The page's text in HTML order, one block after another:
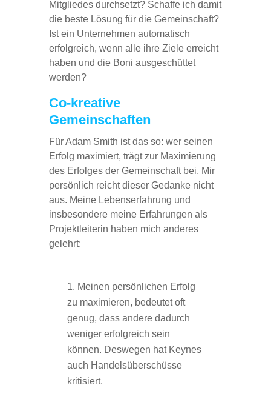
Mitgliedes durchsetzt? Schaffe ich damit
die beste Lösung für die Gemeinschaft?
Ist ein Unternehmen automatisch
erfolgreich, wenn alle ihre Ziele erreicht
haben und die Boni ausgeschüttet
werden?
Co-kreative
Gemeinschaften
Für Adam Smith ist das so: wer seinen
Erfolg maximiert, trägt zur Maximierung
des Erfolges der Gemeinschaft bei. Mir
persönlich reicht dieser Gedanke nicht
aus. Meine Lebenserfahrung und
insbesondere meine Erfahrungen als
Projektleiterin haben mich anderes
gelehrt:
Meinen persönlichen Erfolg
zu maximieren, bedeutet oft
genug, dass andere dadurch
weniger erfolgreich sein
können. Deswegen hat Keynes
auch Handelsüberschüsse
kritisiert.